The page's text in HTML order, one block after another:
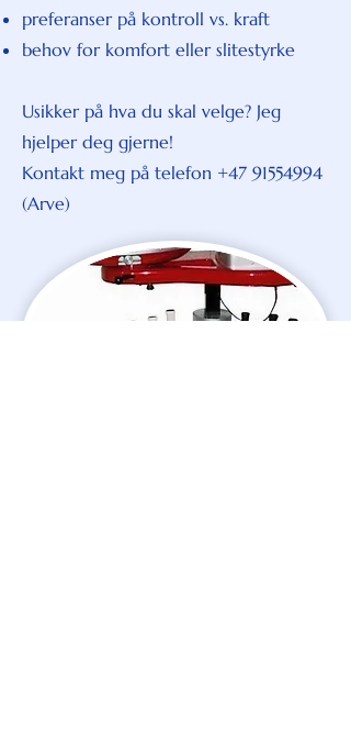
preferanser på kontroll vs. kraft
behov for komfort eller slitestyrke
Usikker på hva du skal velge? Jeg
hjelper deg gjerne!
Kontakt meg på telefon +47 91554994
(Arve)